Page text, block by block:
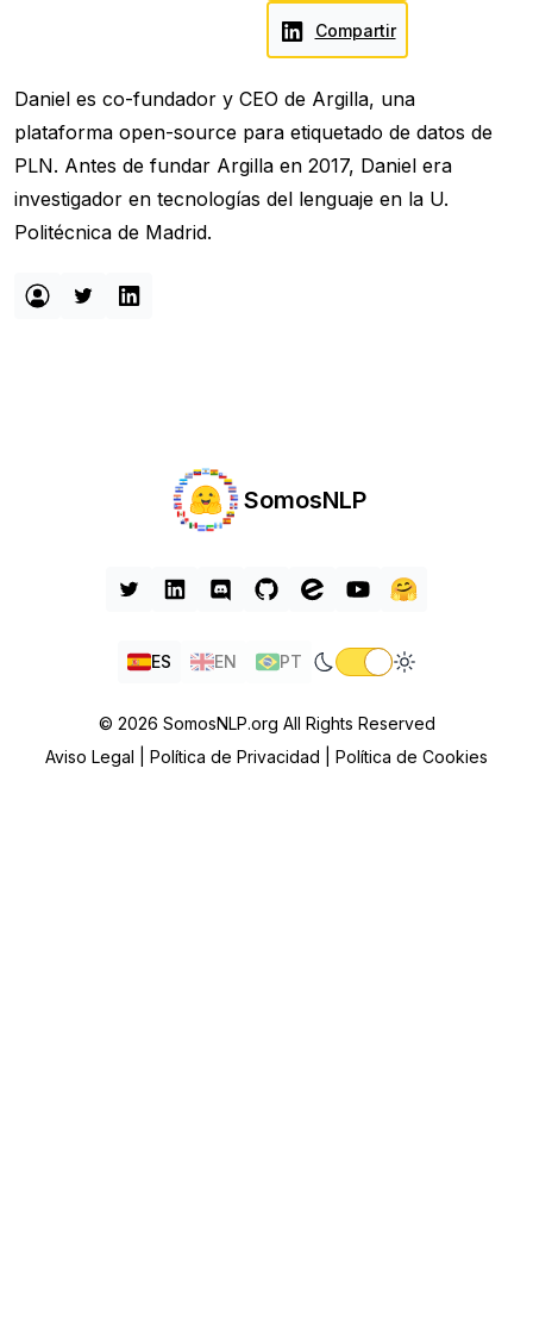
Compartir
Daniel es co-fundador y CEO de Argilla, una
plataforma open-source para etiquetado de datos de
PLN. Antes de fundar Argilla en 2017, Daniel era
investigador en tecnologías del lenguaje en la U.
Politécnica de Madrid.
SomosNLP
ES EN PT
© 2026 SomosNLP.org All Rights Reserved
Aviso Legal | Política de Privacidad | Política de Cookies